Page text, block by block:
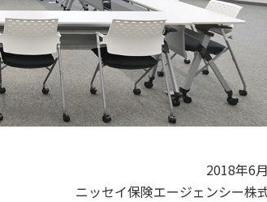
2018年6
ニッセイ保険エージェンシー株